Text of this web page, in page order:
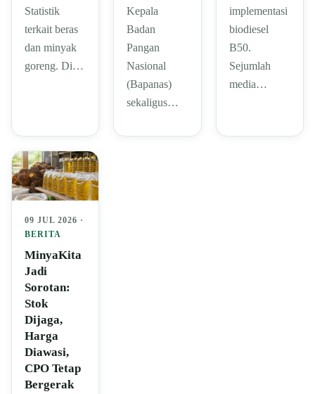
Statistik
terkait beras
dan minyak
goreng. Di…
Kepala
Badan
Pangan
Nasional
(Bapanas)
sekaligus…
implementasi
biodiesel
B50.
Sejumlah
media…
09 JUL 2026 ·
BERITA
MinyaKita
Jadi
Sorotan:
Stok
Dijaga,
Harga
Diawasi,
CPO Tetap
Bergerak